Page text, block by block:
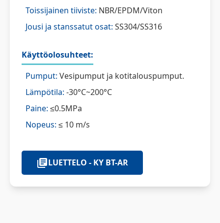
Toissijainen tiiviste: NBR/EPDM/Viton
Jousi ja stanssatut osat: SS304/SS316
Käyttöolosuhteet:
Pumput: Vesipumput ja kotitalouspumput.
Lämpötila: -30°C~200°C
Paine: ≤0.5MPa
Nopeus: ≤ 10 m/s
LUETTELO - KY BT-AR